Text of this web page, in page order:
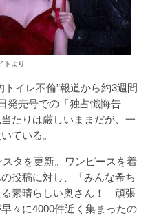
トより
イレ不倫”報道から約3週間
発売号での「独占懺悔告
たりは厳しいままだが、一
ている。
タを更新。ワンピースを着
投稿に対し、「みんな希ち
る素晴らしい奥さん！ 頑張
々に4000件近く集まったの